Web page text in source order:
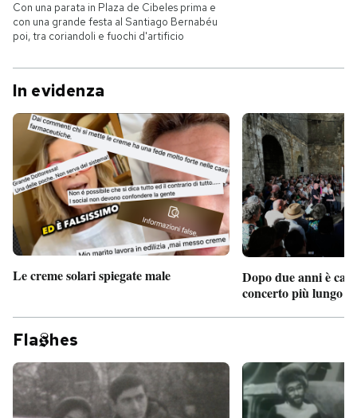
Con una parata in Plaza de Cibeles prima e
con una grande festa al Santiago Bernabéu
poi, tra coriandoli e fuochi d'artificio
In evidenza
Le creme solari spiegate male
Dopo due anni è
concerto più lungo
Fla hes